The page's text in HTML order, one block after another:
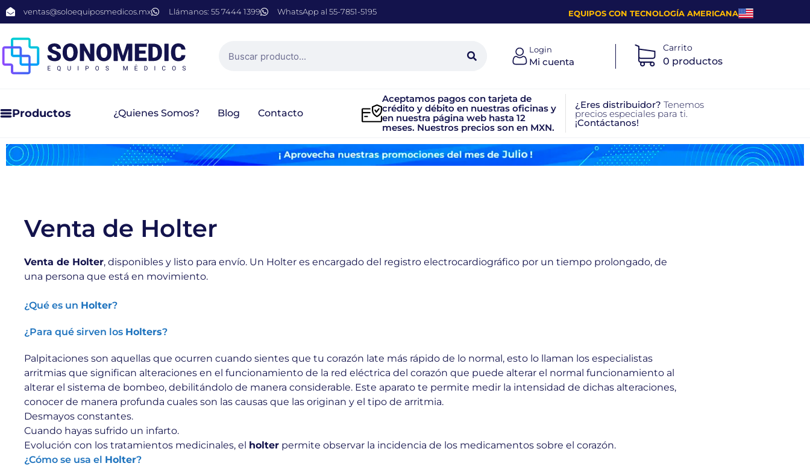
ventas@soloequiposmedicos.mx Llámanos: 55 7444 1399 WhatsApp al 55-7851-5195 EQUIPOS CON TECNOLOGÍA AMERICANA
Login
Mi cuenta
Carrito
0 productos
Productos ¿Quienes Somos? Blog Contacto
Aceptamos pagos con tarjeta de
crédito y débito en nuestras oficinas y
en nuestra página web hasta 12
meses. Nuestros precios son en MXN.
¿Eres distribuidor? Tenemos
precios especiales para ti.
¡Contáctanos!
Venta de Holter
Venta de Holter, disponibles y listo para envío. Un Holter es encargado del registro electrocardiográfico por un tiempo prolongado, de
una persona que está en movimiento.
¿Qué es un Holter?
¿Para qué sirven los Holters?
Palpitaciones son aquellas que ocurren cuando sientes que tu corazón late más rápido de lo normal, esto lo llaman los especialistas
arritmias que significan alteraciones en el funcionamiento de la red eléctrica del corazón que puede alterar el normal funcionamiento al
alterar el sistema de bombeo, debilitándolo de manera considerable. Este aparato te permite medir la intensidad de dichas alteraciones,
conocer de manera profunda cuales son las causas que las originan y el tipo de arritmia.
Desmayos constantes.
Cuando hayas sufrido un infarto.
Evolución con los tratamientos medicinales, el holter permite observar la incidencia de los medicamentos sobre el corazón.
¿Cómo se usa el Holter?